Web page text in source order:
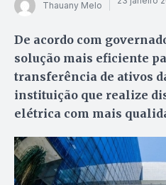
Thauany Melo
De acordo com
solução mais eficiente
transferência de ativos
instituição que realize
elétrica com mais